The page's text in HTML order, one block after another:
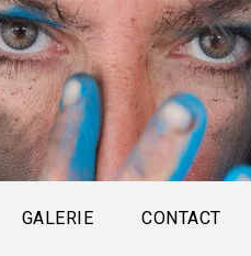
GALERIE CONTACT